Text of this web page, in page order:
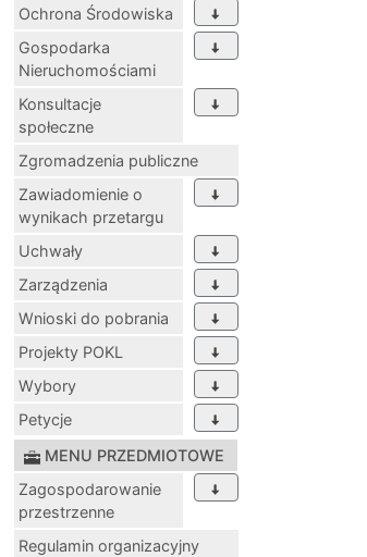
Ochrona Środowiska
Gospodarka
Nieruchomościami
Konsultacje
społeczne
Zgromadzenia publiczne
Zawiadomienie o
wynikach przetargu
Uchwały
Zarządzenia
Wnioski do pobrania
Projekty POKL
Wybory
Petycje
MENU PRZEDMIOTOWE
Zagospodarowanie
przestrzenne
Regulamin organizacyjny